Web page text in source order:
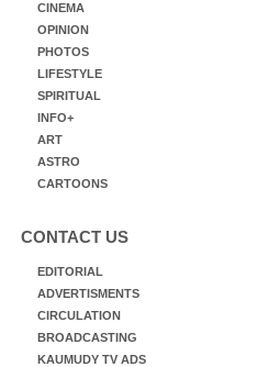
CINEMA
OPINION
PHOTOS
LIFESTYLE
SPIRITUAL
INFO+
ART
ASTRO
CARTOONS
CONTACT US
EDITORIAL
ADVERTISMENTS
CIRCULATION
BROADCASTING
KAUMUDY TV ADS